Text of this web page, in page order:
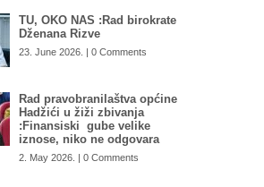
TU, OKO NAS :Rad birokrate
Dženana Rizve
23. June 2026. | 0 Comments
Rad pravobranilaštva općine
Hadžići u žiži zbivanja
:Finansiski gube velike
iznose, niko ne odgovara
2. May 2026. | 0 Comments